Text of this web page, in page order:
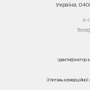
Україна,
е-
Ідентифікатор
З питань